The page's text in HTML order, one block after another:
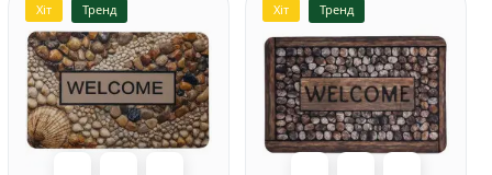
Хіт Тренд Хіт Тренд